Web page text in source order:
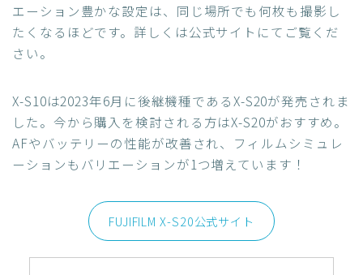
エーション豊かな設定は、同じ場所でも何枚も撮影し
たくなるほどです。詳しくは公式サイトにてご覧くだ
さい。
X-S10は2023年6月に後継機種であるX-S20が発売されま
した。今から購入を検討される方はX-S20がおすすめ。
AFやバッテリーの性能が改善され、フィルムシミュレ
ーションもバリエーションが1つ増えています！
FUJIFILM X-S20公式サイト